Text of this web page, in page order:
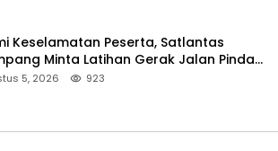
Keselamatan Peserta, Satlantas
Minta Latihan Gerak Jalan Pindah
Aman
5, 2026 923